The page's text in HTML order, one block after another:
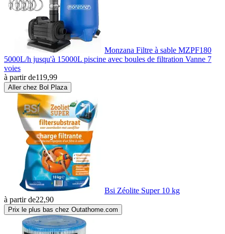
Monzana Filtre à sable MZPF180
5000L/h jusqu'à 15000L piscine avec boules de filtration Vanne 7
voies
à partir de119,99
Aller chez Bol Plaza
Bsi Zéolite Super 10 kg
à partir de22,90
Prix le plus bas chez Outathome.com